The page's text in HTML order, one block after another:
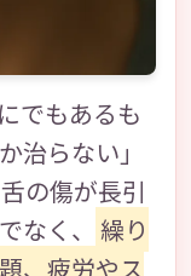
でもあるも
治らない」
の傷が長引
なく、 繰り
、疲労やス